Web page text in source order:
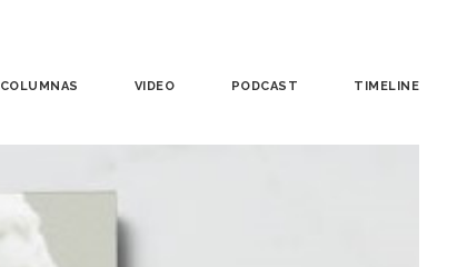
COLUMNAS VIDEO PODCAST TIMELINE